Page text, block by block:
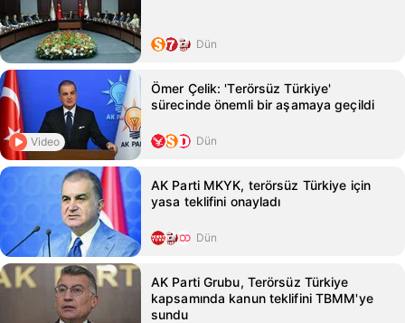
Dün
Video
Ömer Çelik: 'Terörsüz Türkiye'
sürecinde önemli bir aşamaya geçildi
Dün
AK Parti MKYK, terörsüz Türkiye için
yasa teklifini onayladı
Dün
AK Parti Grubu, Terörsüz Türkiye
kapsamında kanun teklifini TBMM'ye
sundu